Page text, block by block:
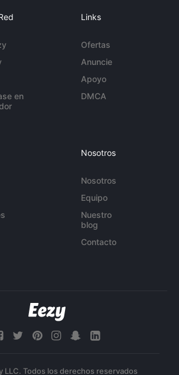
en
Links
Ofertas
Anuncie
Apoyo
DMCA
Nosotros
Nosotros
Equipo
Nuestro
blog
Contacto
LLC. Todos los derechos reservados